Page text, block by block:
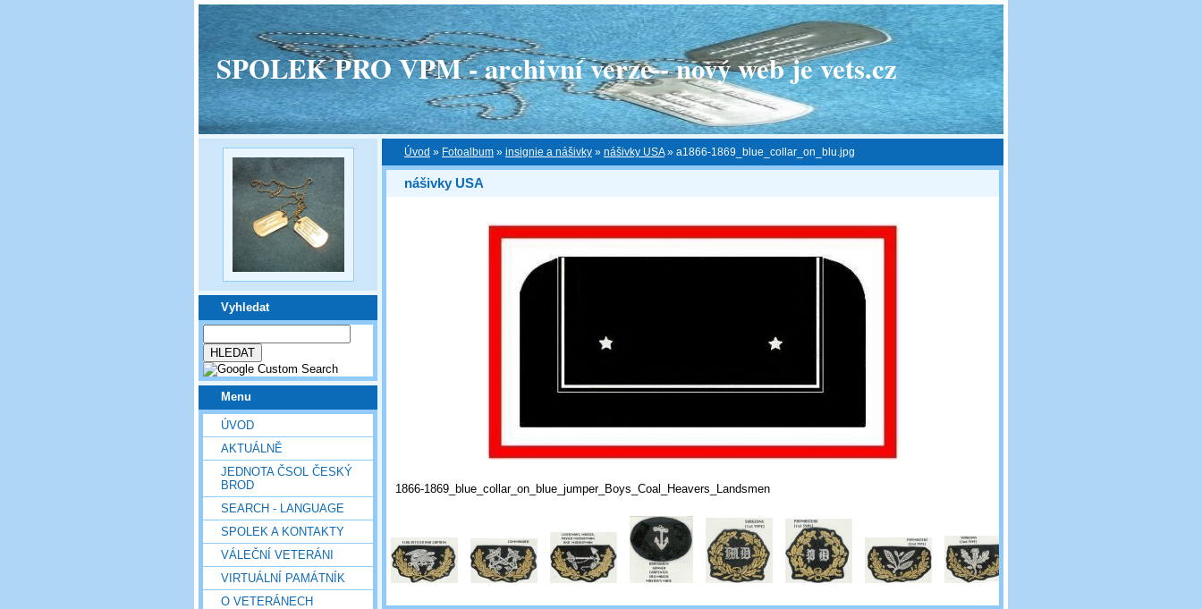
SPOLEK PRO VPM - archivní verze - nový web je vets.cz
Vyhledat
Menu
ÚVOD
AKTUÁLNĚ
JEDNOTA ČSOL ČESKÝ
BROD
SEARCH - LANGUAGE
SPOLEK A KONTAKTY
VÁLEČNÍ VETERÁNI
VIRTUÁLNÍ PAMÁTNÍK
O VETERÁNECH
Úvod » Fotoalbum » insignie a nášivky » nášivky USA» a1866-1869_blue_collar_on_blu.jpg
nášivky USA
1866-1869_blue_collar_on_blue_jumper_Boys_Coal_Heavers_Landsmen